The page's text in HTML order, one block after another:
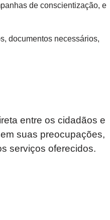
de conscientização, e
documentos necessários,
entre os cidadãos e
suas preocupações,
serviços oferecidos.